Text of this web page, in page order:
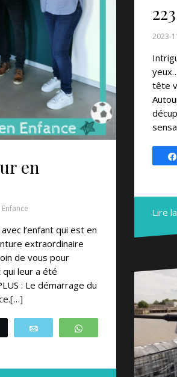
en
Enfance
l’enfant qui est en
extraordinaire
de vous pour
leur a été
: Le démarrage du
Tweetez
2023-
tête
Lire